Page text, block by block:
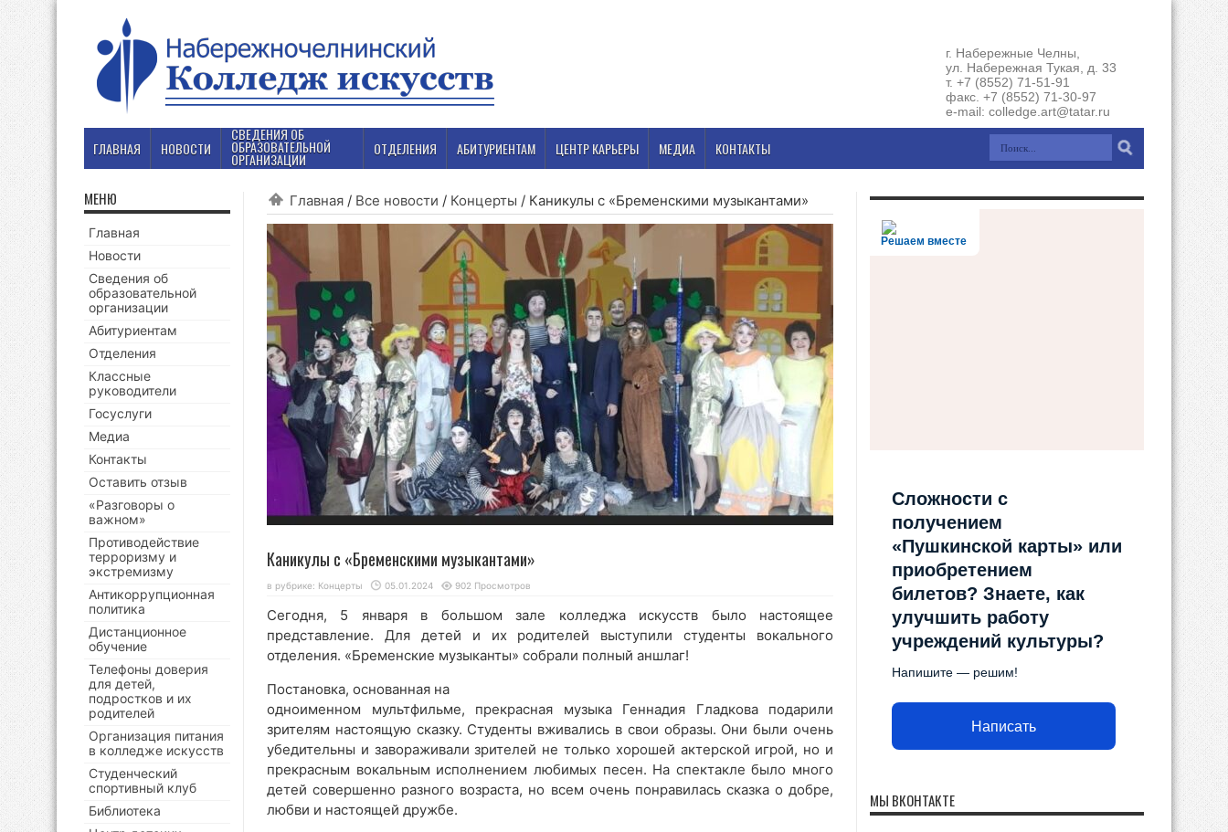
г. Набережные Челны,
ул. Набережная Тукая, д. 33
т. +7 (8552) 71-51-91
факс. +7 (8552) 71-30-97
e-mail: colledge.art@tatar.ru
ГЛАВНАЯ НОВОСТИ
СВЕДЕНИЯ ОБ
ОБРАЗОВАТЕЛЬНОЙ
ОРГАНИЗАЦИИ
ОТДЕЛЕНИЯ АБИТУРИЕНТАМ ЦЕНТР КАРЬЕРЫ МЕДИА КОНТАКТЫ
Главная / Все новости / Концерты / Каникулы с «Бременскими музыкантами»
Каникулы с «Бременскими музыкантами»
в рубрике: Концерты 05.01.2024 902 Просмотров
Сегодня, 5 января в большом зале колледжа искусств было настоящее
представление. Для детей и их родителей выступили студенты вокального
отделения. «Бременские музыканты» собрали полный аншлаг!
Постановка, основанная на
одноименном мультфильме, прекрасная музыка Геннадия Гладкова подарили
зрителям настоящую сказку. Студенты вживались в свои образы. Они были очень
убедительны и завораживали зрителей не только хорошей актерской игрой, но и
прекрасным вокальным исполнением любимых песен. На спектакле было много
детей совершенно разного возраста, но всем очень понравилась сказка о добре,
любви и настоящей дружбе.
МЕНЮ
Главная
Новости
Сведения об
образовательной
организации
Абитуриентам
Отделения
Классные
руководители
Госуслуги
Медиа
Контакты
Оставить отзыв
«Разговоры о
важном»
Противодействие
терроризму и
экстремизму
Антикоррупционная
политика
Дистанционное
обучение
Телефоны доверия
для детей,
подростков и их
родителей
Организация питания
в колледже искусств
Студенческий
спортивный клуб
Библиотека
Решаем вместе
Сложности с
получением
«Пушкинской карты» или
приобретением
билетов? Знаете, как
улучшить работу
учреждений культуры?
Напишите — решим!
Написать
МЫ ВКОНТАКТЕ